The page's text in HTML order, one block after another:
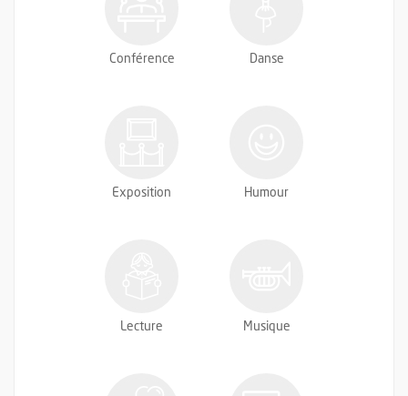
Conférence Danse
Exposition Humour
Lecture Musique